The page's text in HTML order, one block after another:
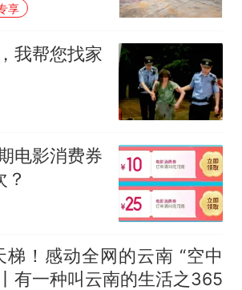
享
我帮您找家
电影消费券
？
！感动全网的云南 “空中
有一种叫云南的生活之365